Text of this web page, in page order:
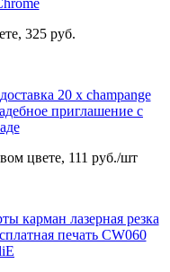
325 руб.
цвете, 111 руб./шт